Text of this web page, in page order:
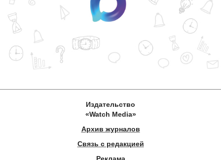
Издательство
«Watch Media»
Архив журналов
Связь с редакцией